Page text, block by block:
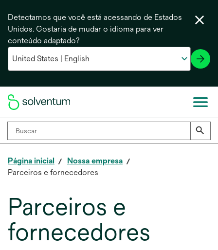
Detectamos que você está acessando de Estados
Unidos. Gostaria de mudar o idioma para ver
conteúdo adaptado?
Página inicial
Nossa empresa
Parceiros e fornecedores
Parceiros e
fornecedores